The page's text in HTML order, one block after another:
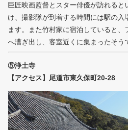
巨匠映画監督とスター俳優が訪れると
け、撮影隊が到着する時間には駅の
ます。また竹村家に宿泊していると
へ漕ぎ出し、客室近くに集まったそう
⑤浄土寺
【アクセス】尾道市東久保町20-28